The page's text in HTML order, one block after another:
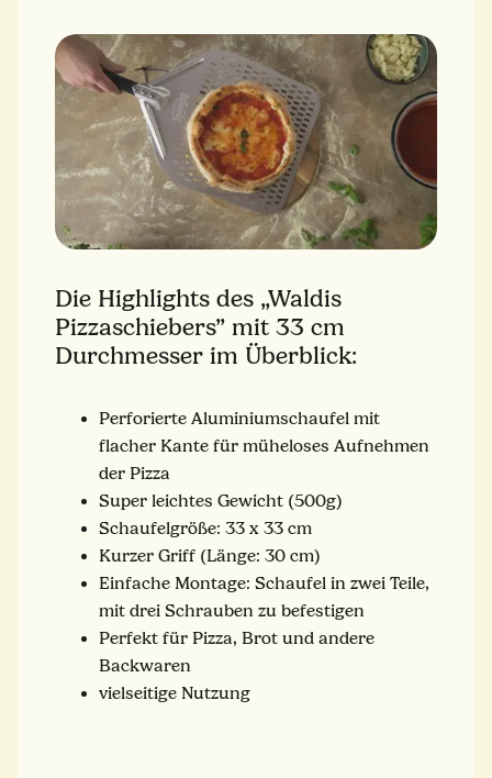
Die Highlights des „Waldis
Pizzaschiebers” mit 33 cm
Durchmesser im Überblick:
Perforierte Aluminiumschaufel mit
flacher Kante für müheloses Aufnehmen
der Pizza
Super leichtes Gewicht (500g)
Schaufelgröße: 33 x 33 cm
Kurzer Griff (Länge: 30 cm)
Einfache Montage: Schaufel in zwei Teile,
mit drei Schrauben zu befestigen
Perfekt für Pizza, Brot und andere
Backwaren
vielseitige Nutzung